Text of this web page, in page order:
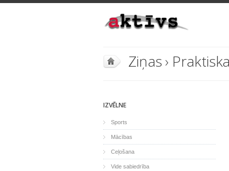
Ziņas›
IZVĒLNE
Sports
Mācības
Ceļošana
Vide sabiedrība